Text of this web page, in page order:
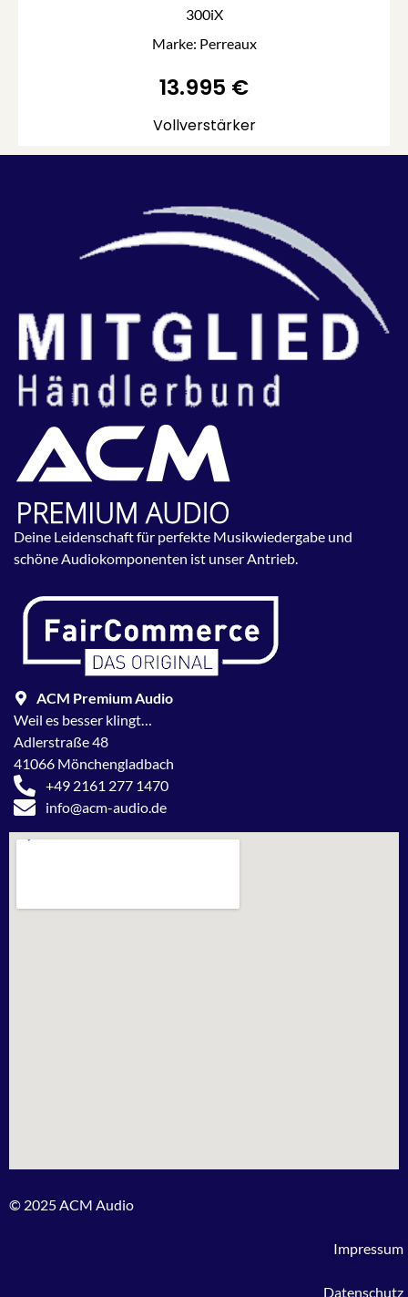
Vollverstärker
300iX
Marke: Perreaux
13.995 €
Deine Leidenschaft für perfekte Musikwiedergabe und
schöne Audiokomponenten ist unser Antrieb.
ACM Premium Audio
Weil es besser klingt…
Adlerstraße 48
41066 Mönchengladbach
+49 2161 277 1470
info@acm-audio.de
© 2025 ACM Audio
Impressum
Datenschutz